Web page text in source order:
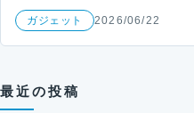
ガジェット 2026/06/22
最近の投稿